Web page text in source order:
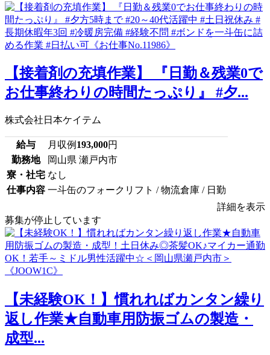
【接着剤の充填作業】 『日勤＆残業0で
お仕事終わりの時間たっぷり』 #夕...
株式会社日本ケイテム
給与 月収例 193,000円
勤務地
岡山県 瀬戸内市
寮・社宅 なし
仕事内容 一斗缶のフォークリフト / 物流倉庫 / 日勤
詳細を表示
募集が停止しています
【未経験OK！】慣れればカンタン繰り
返し作業★自動車用防振ゴムの製造・
成型...